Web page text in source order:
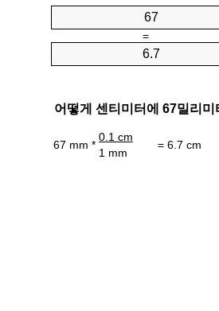
=
어떻게 센티미터에 67밀리
67 mm *
0.1 cm
= 6.7 cm
1 mm